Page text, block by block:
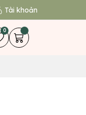
Tài khoản
0